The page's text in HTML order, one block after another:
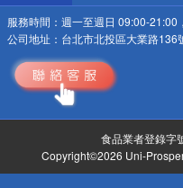
服務時間： 週一至週日 09:00-21:00
公司地址： 台北市北投區大業路136
食品業者登錄字
Copyright©2026 Uni-